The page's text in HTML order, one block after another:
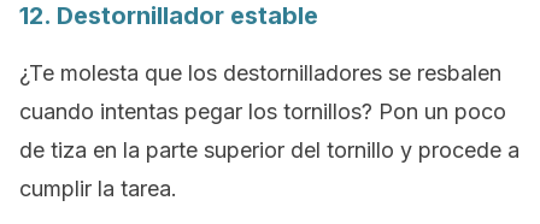
12. Destornillador estable
¿Te molesta que los destornilladores se resbalen
cuando intentas pegar los tornillos? Pon un poco
de tiza en la parte superior del tornillo y procede a
cumplir la tarea.